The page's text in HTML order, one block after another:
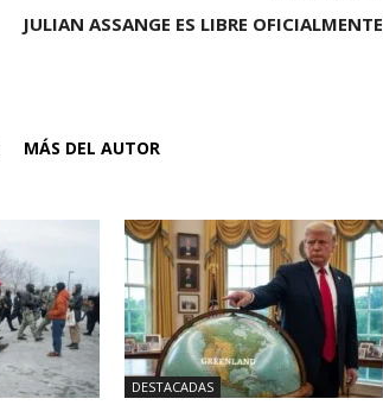
JULIAN ASSANGE ES LIBRE OFICIALMENTE
MÁS DEL AUTOR
DESTACADAS